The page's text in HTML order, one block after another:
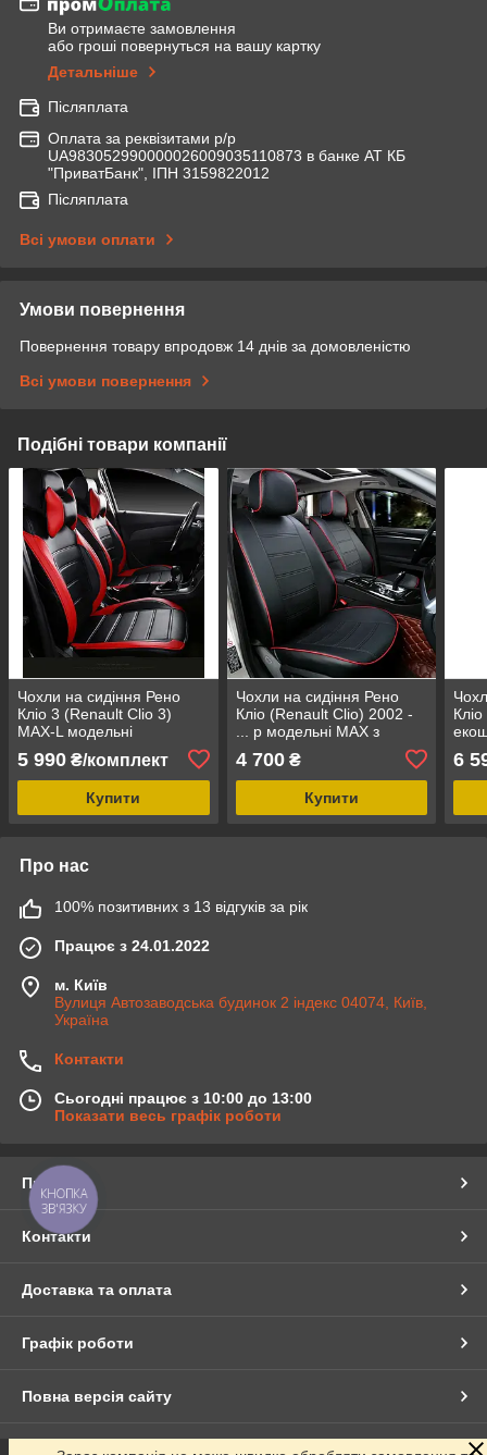
Ви отримаєте замовлення
або гроші повернуться на вашу картку
Детальніше
Післяплата
Оплата за реквізитами р/р
UA983052990000026009035110873 в банке АТ КБ
"ПриватБанк", ІПН 3159822012
Післяплата
Всі умови оплати
Умови повернення
Повернення товару впродовж 14 днів за домовленістю
Всі умови повернення
Подібні товари компанії
Чохли на сидіння Рено
Кліо 3 (Renault Clio 3)
MAX-L модельні
арігона
5 990 ₴/комплект
Купити
Чохли на сидіння Рено
Кліо (Renault Clio) 2002 -
... р модельні MAX з
4 700₴
Купити
6
Про нас
100% позитивних з 13 відгуків за рік
Працює з 24.01.2022
м. Київ
Вулиця Автозаводська будинок 2 індекс 04074, Київ,
Україна
Контакти
Сьогодні працює з 10:00 до 13:00
Показати весь графік роботи
Про нас
Контакти
Доставка та оплата
Графік роботи
Повна версія сайту
Сайт створено на маркетплейсі Prom.ua
КНОПКА
ЗВ'ЯЗКУ